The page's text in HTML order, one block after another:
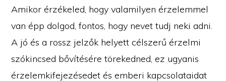
Amikor érzékeled, hogy valamilyen érzelemmel
van épp dolgod, fontos, hogy nevet tudj neki adni.
A jó és a rossz jelzők helyett célszerű érzelmi
szókincsed bővítésére törekedned, ez ugyanis
érzelemkifejezésedet és emberi kapcsolataidat